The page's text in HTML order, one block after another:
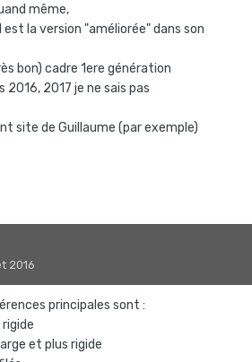
même,
est la version "améliorée" dans son
bon) cadre 1ere génération
2016, 2017 je ne sais pas
site de Guillaume (par exemple)
2016
principales sont :
et plus rigide